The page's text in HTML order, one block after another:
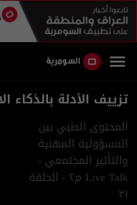
تزييف الأدلة بالذكاء
المحتوى الطبي بين
المسؤولية المهنية
والتأثير المجتمعي -
Live Talk م٢ - الحلقة
٣١